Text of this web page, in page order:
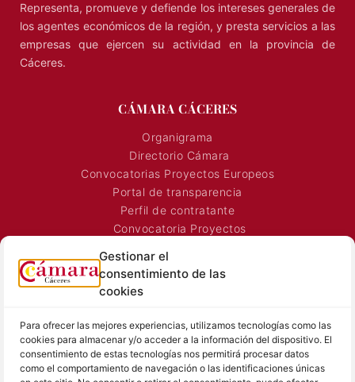
Gestionar el
consentimiento de las
cookies
Para ofrecer las mejores experiencias, utilizamos tecnologías como las
cookies para almacenar y/o acceder a la información del dispositivo. El
consentimiento de estas tecnologías nos permitirá procesar datos
como el comportamiento de navegación o las identificaciones únicas
Representa, promueve y defiende los intereses generales de
los agentes económicos de la región, y presta servicios a las
empresas que ejercen su actividad en la provincia de
Cáceres.
CÁMARA CÁCERES
Organigrama
Directorio Cámara
Convocatorias Proyectos Europeos
Portal de transparencia
Perfil de contratante
Convocatoria Proyectos
Señalización Comercial
Contacto
SALA DE PRENSA
Noticias Cámara
TEXTOS LEGALES
Aviso Legal